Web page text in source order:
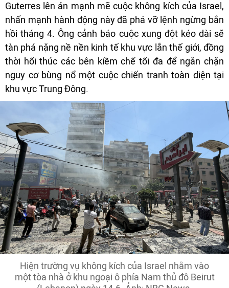
Guterres lên án mạnh mẽ cuộc không kích của Israel,
nhấn mạnh hành động này đã phá vỡ lệnh ngừng bắn
hồi tháng 4. Ông cảnh báo cuộc xung đột kéo dài sẽ
tàn phá nặng nề nền kinh tế khu vực lẫn thế giới, đồng
thời hối thúc các bên kiềm chế tối đa để ngăn chặn
nguy cơ bùng nổ một cuộc chiến tranh toàn diện tại
khu vực Trung Đông.
Hiện trường vụ không kích của Israel nhằm vào
một tòa nhà ở khu ngoại ô phía Nam thủ đô Beirut